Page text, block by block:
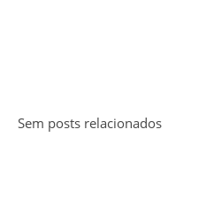
Sem posts relacionados